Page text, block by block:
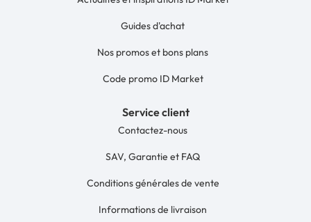
Guides d'achat
Nos promos et bons plans
Code promo ID Market
Service client
Contactez-nous
SAV, Garantie et FAQ
Conditions générales de vente
Informations de livraison